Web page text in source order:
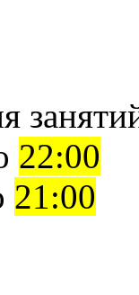
22:00
21:00